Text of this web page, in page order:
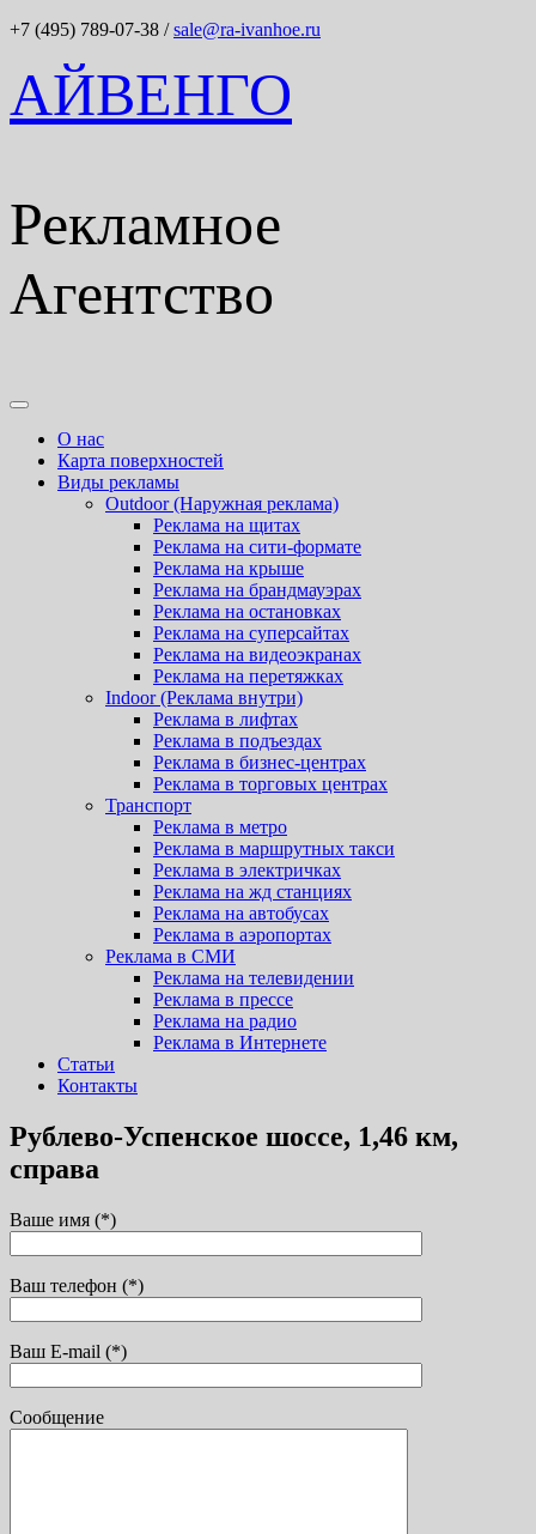
+7 (495) 789-07-38 /sale@ra-ivanhoe.ru
АЙВЕНГО
Рекламное
Агентство
О нас
Карта поверхностей
Виды рекламы
Outdoor (Наружная реклама)
Реклама на щитах
Реклама на сити-формате
Реклама на крыше
Реклама на брандмауэрах
Реклама на остановках
Реклама на суперсайтах
Реклама на видеоэкранах
Реклама на перетяжках
Indoor (Реклама внутри)
Реклама в лифтах
Реклама в подъездах
Реклама в бизнес-центрах
Реклама в торговых центрах
Транспорт
Реклама в метро
Реклама в маршрутных такси
Реклама в электричках
Реклама на жд станциях
Реклама на автобусах
Реклама в аэропортах
Реклама в СМИ
Реклама на телевидении
Реклама в прессе
Реклама на радио
Реклама в Интернете
Статьи
Контакты
Рублево-Успенское шоссе, 1,46 км,
справа
Ваше имя (*)
Ваш телефон (*)
Ваш E-mail (*)
Сообщение